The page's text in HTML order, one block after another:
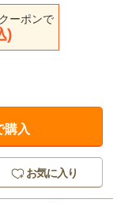
ーポンで
)
購入
お気に入り